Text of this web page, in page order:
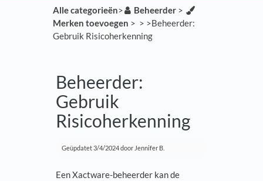
Alle categorieën​>​ ​Beheerder​ > ​
Merken toevoegen ​ > ​ ​ > ​ ​>​ Beheerder:
Gebruik Risicoherkenning
Beheerder:
Gebruik
Risicoherkenning
Geüpdatet3/4/2024door Jennifer B.
Een Xactware-beheerder kan de